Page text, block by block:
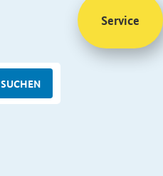
SUCHEN
Service